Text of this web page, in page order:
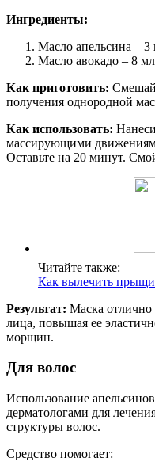
Ингредиенты:
Масло апельсина – 3
Масло авокадо – 8
Как приготовить:
получения однородной
Как использовать:
массирующими
Оставьте на 20 минут.
Читайте также:
Как вылечить
Результат: Маска отлично
лица, повышая ее
морщин.
Для волос
Использование
дерматологами для
структуры волос.
Средство помогает: